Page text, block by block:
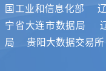
国工业和信息化部
宁省大连市数据局
局
贵阳大数据交易所